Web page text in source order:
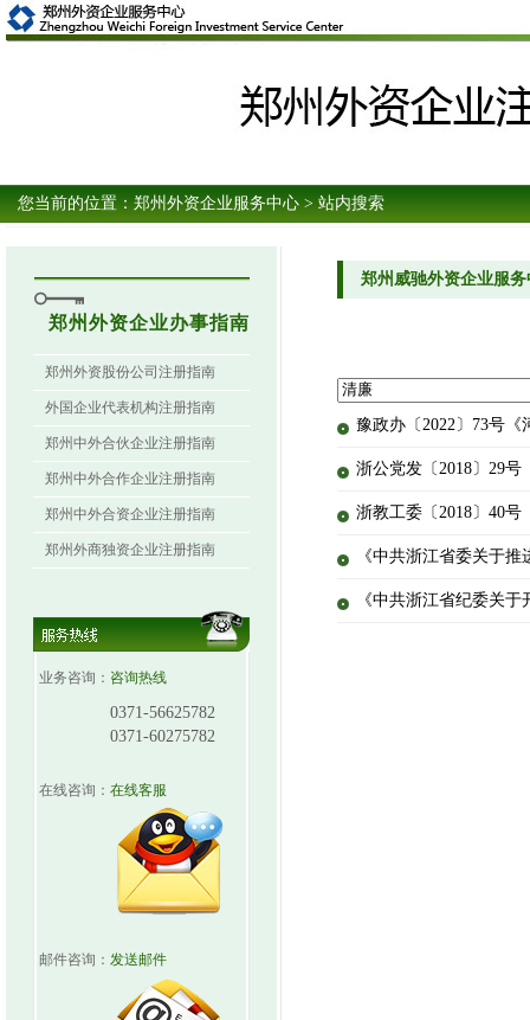
您当前的位置： 郑州外资企业服务中心 > 站内搜索
郑州外资企业办事指南
郑州外资股份公司注册指南
外国企业代表机构注册指南
郑州中外合伙企业注册指南
郑州中外合作企业注册指南
郑州中外合资企业注册指南
郑州外商独资企业注册指南
业务咨询： 咨询热线
0371-56625782
0371-60275782
在线咨询： 在线客服
邮件咨询： 发送邮件
郑州威驰外资企业服
豫政办〔2022〕73号
浙公党发〔2018〕29
浙教工委〔2018〕40
《中共浙江省委关于推
《中共浙江省纪委关